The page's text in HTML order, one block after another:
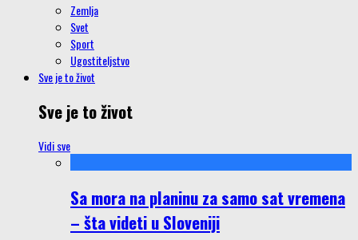
Zemlja
Svet
Sport
Ugostiteljstvo
Sve je to život
Sve je to život
Vidi sve
Sa mora na planinu za samo sat vremena
– šta videti u Sloveniji